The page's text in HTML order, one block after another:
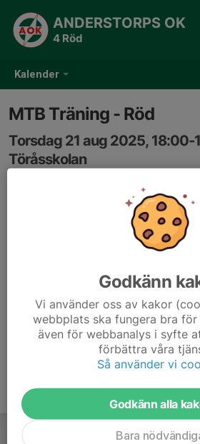
Kalender
ANDERSTORPS OK
4 Röd
MTB Träning - Röd
Torsdag 21 aug 2025, 18:00-
Töråsskolan
Samling: 17:50, Grusplanen
Godkänn
Vi använder oss av kakor
webbplats ska fungera bra för
även för webbanalys i syfte
förbättra våra
Så använder vi
Godkänn alla
Bara